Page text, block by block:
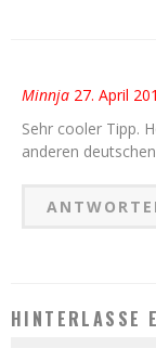
Minnja 27. April
Sehr cooler Tipp.
anderen
HINTERLASSE